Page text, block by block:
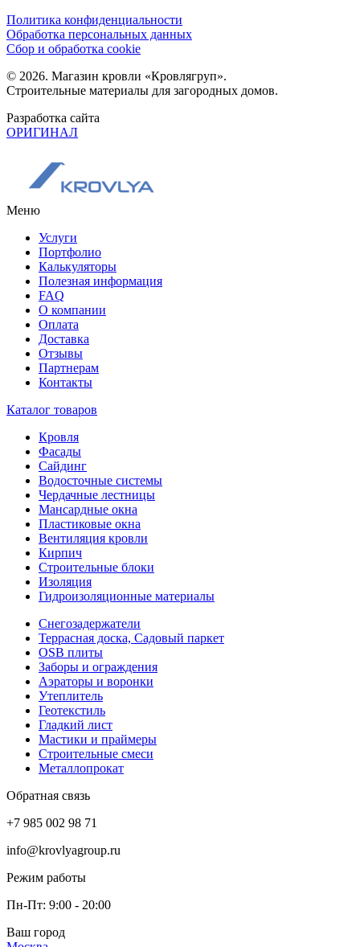
Политика конфиденциальности
Обработка персональных данных
Сбор и обработка cookie
© 2026. Магазин кровли «Кровлягруп».
Строительные материалы для загородных домов.
Разработка сайта
ОРИГИНАЛ
Меню
Услуги
Портфолио
Калькуляторы
Полезная информация
FAQ
О компании
Оплата
Доставка
Отзывы
Партнерам
Контакты
Каталог товаров
Кровля
Фасады
Сайдинг
Водосточные системы
Чердачные лестницы
Мансардные окна
Пластиковые окна
Вентиляция кровли
Кирпич
Строительные блоки
Изоляция
Гидроизоляционные материалы
Снегозадержатели
Террасная доска, Садовый паркет
OSB плиты
Заборы и ограждения
Аэраторы и воронки
Утеплитель
Геотекстиль
Гладкий лист
Мастики и праймеры
Строительные смеси
Металлопрокат
Обратная связь
+7 985 002 98 71
info@krovlyagroup.ru
Режим работы
Пн-Пт: 9:00 - 20:00
Ваш город